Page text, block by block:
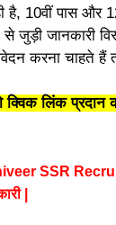
10वीं पास और
से जुड़ी जानकारी
करना चाहते हैं
लिंक प्रदान
SSR
|